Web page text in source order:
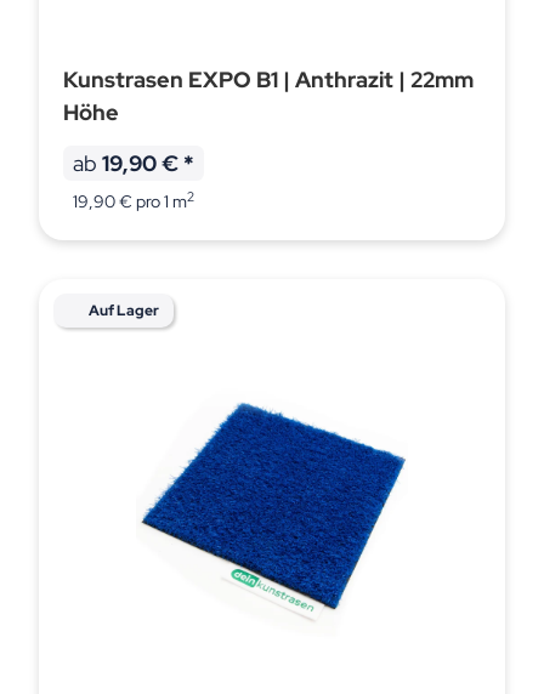
Kunstrasen EXPO B1 | Anthrazit | 22mm
Höhe
ab 19,90 € *
19,90 € pro 1 m2
Auf Lager